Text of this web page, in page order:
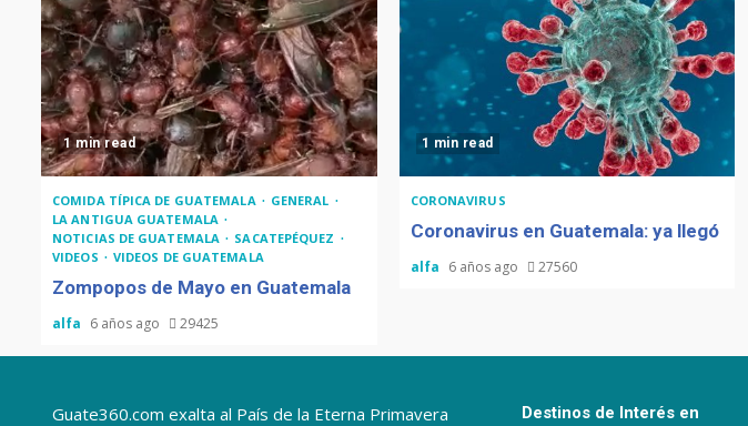
1 min read
COMIDA TÍPICA DE GUATEMALA
GENERAL
LA ANTIGUA GUATEMALA
NOTICIAS DE GUATEMALA
SACATEPÉQUEZ
VIDEOS
VIDEOS DE GUATEMALA
Zompopos de Mayo en Guatemala
alfa 6 años ago 29425
1 min read
CORONAVIRUS
Coronavirus en Guatemala: ya llegó
alfa 6 años ago 27560
Guate360.com exalta al País de la Eterna Primavera
Destinos de Interés en